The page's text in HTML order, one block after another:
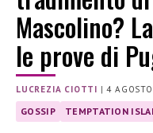
Mascolino?
le prove di
LUCREZIA CIOTTI |4
GOSSIP TEMPTATION